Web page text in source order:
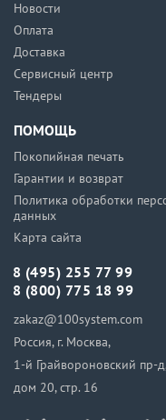
Новости
Оплата
Доставка
Сервисный центр
Тендеры
ПОМОЩЬ
Покопийная печать
Гарантии и возврат
Политика обработки
данных
Карта сайта
8 (495) 255 77 99
8 (800) 775 18 99
zakaz@100system.com
Россия, г. Москва,
1-й Грайвороновский пр-
дом 20, стр. 16